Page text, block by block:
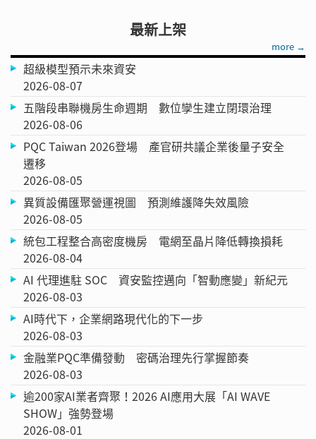
最新上架
more →
超級模型預示未來資安
2026-08-07
五階段串聯機房生命週期 數位孿生建立閉環治理
2026-08-06
PQC Taiwan 2026登場 產官研共議企業後量子安全
遷移
2026-08-05
異質設備匯聚營運視圖 預測維護降失效風險
2026-08-05
統包工程整合高密度機房 電網至晶片降低轉換損耗
2026-08-04
AI 代理進駐 SOC 資安監控邁向「智動應變」新紀元
2026-08-03
AI時代下，企業網路現代化的下一步
2026-08-03
金融業PQC準備發動 密碼治理先行掌握節奏
2026-08-03
逾200家AI業者齊聚！2026 AI應用大展「AI WAVE
SHOW」強勢登場
2026-08-01